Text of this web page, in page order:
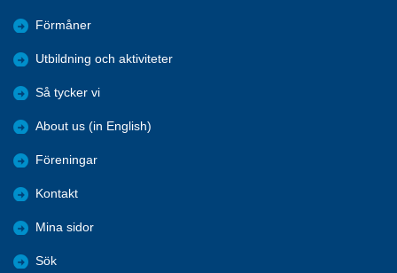
Förmåner
Utbildning och aktiviteter
Så tycker vi
About us (in English)
Föreningar
Kontakt
Mina sidor
Sök